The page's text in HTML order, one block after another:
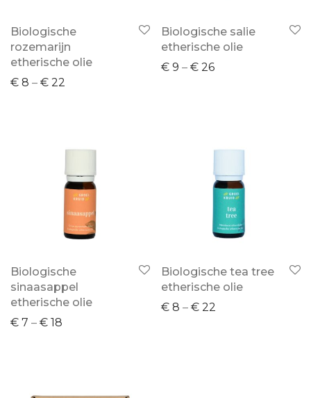
Biologische
rozemarijn
etherische olie
€ 8 – € 22
Biologische salie
etherische olie
€ 9 – € 26
Biologische
sinaasappel
etherische olie
€ 7 – € 18
Biologische tea tree
etherische olie
€ 8 – € 22